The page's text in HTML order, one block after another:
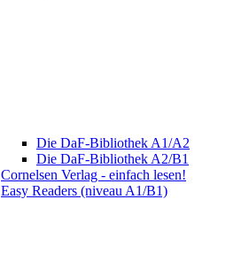
Die DaF-Bibliothek A1/A2
Die DaF-Bibliothek A2/B1
Cornelsen Verlag - einfach lesen!
Easy Readers (niveau A1/B1)